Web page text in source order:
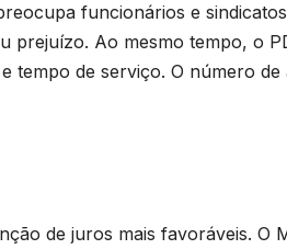
funcionários e
prejuízo. Ao mesmo tempo, o
tempo de serviço. O número
de juros mais favoráveis. O